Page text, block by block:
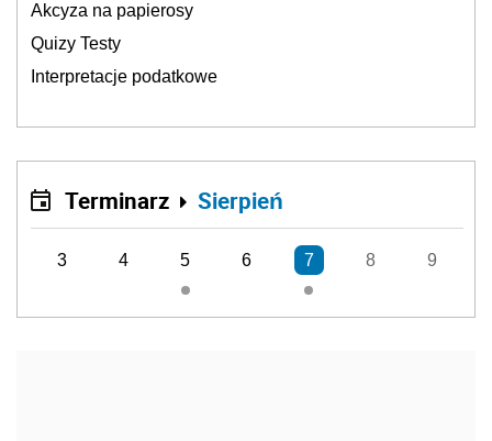
Akcyza na papierosy
Quizy Testy
Interpretacje podatkowe
Terminarz Sierpień
3 4 5 6 7 8 9